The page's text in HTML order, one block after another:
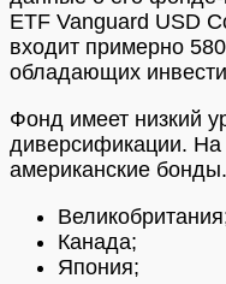
ETF Vanguard USD
входит примерно
обладающих
Фонд имеет низкий
диверсификации. На
американские
Канада;
Япония;